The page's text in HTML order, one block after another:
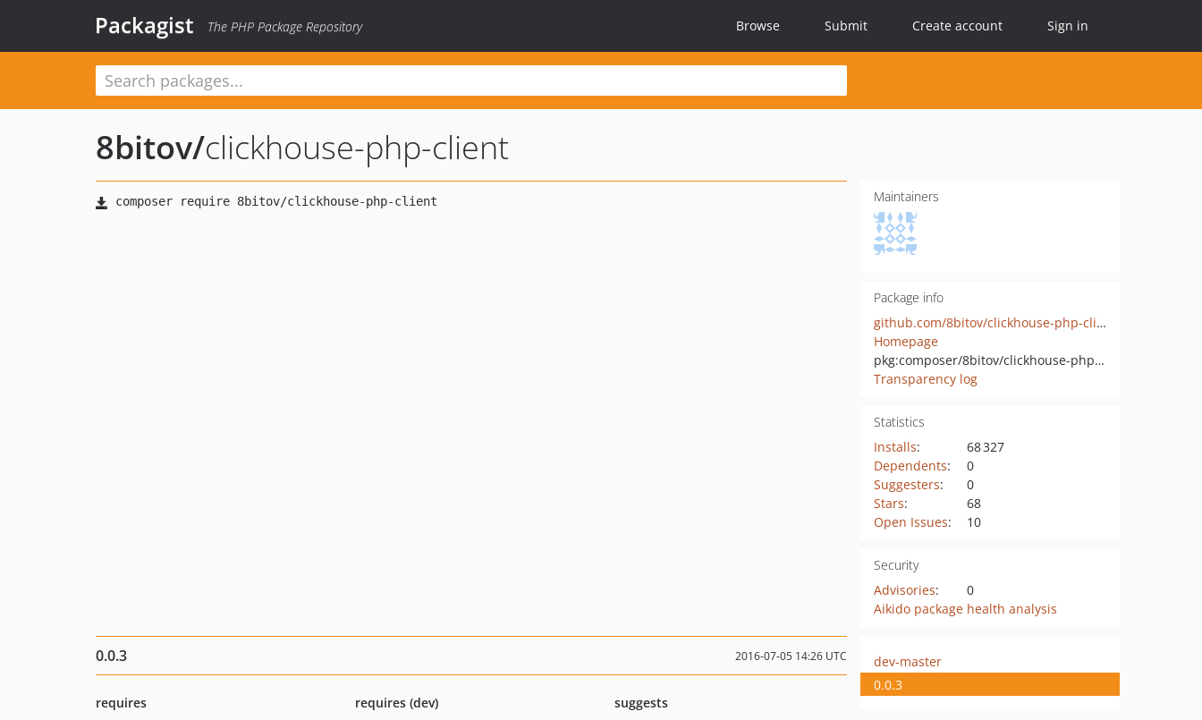
Packagist The PHP Package Repository Browse Submit Create account Sign in
8bitov/clickhouse-php-client
Maintainers
Package info
github.com/8bitov/clickhouse-php-client
Homepage
pkg:composer/8bitov/clickhouse-php-client
Transparency log
Statistics
Installs:
68 327
Dependents:
0
Suggesters:
0
Stars:
68
Open Issues: 10
Security
Advisories:
0
Aikido package health analysis
0.0.3 2016-07-05 14:26 UTC
requires
requires (dev)
suggests
dev-master
0.0.3